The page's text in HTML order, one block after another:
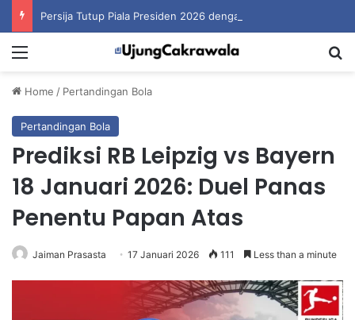
Home / Pertandingan Bola
Pertandingan Bola
Prediksi RB Leipzig vs Bayern
18 Januari 2026: Duel Panas
Penentu Papan Atas
Jaiman Prasasta 17 Januari 2026 111 Less than a minute